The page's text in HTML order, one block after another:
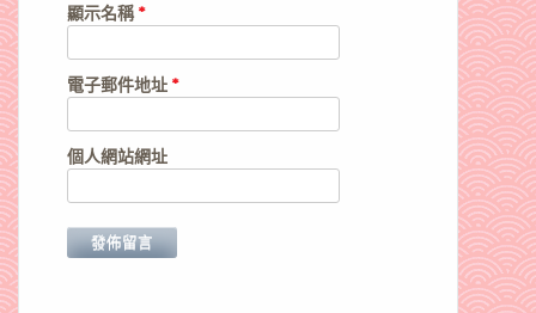
顯示名稱*
電子郵件地址 *
個人網站網址